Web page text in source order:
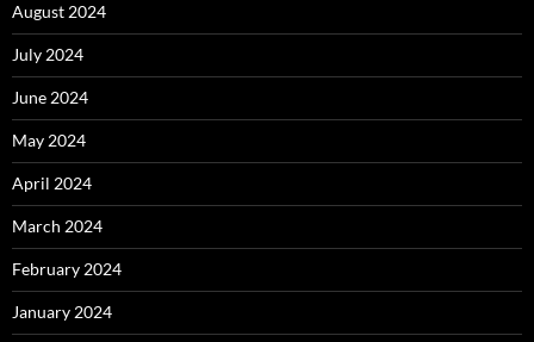
August 2024
July 2024
June 2024
May 2024
April 2024
March 2024
February 2024
January 2024